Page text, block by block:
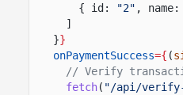
{ id:
"2" , name:
]
}}
onPaymentSuccess={ (
// Verify
fetch( "/api/verify-